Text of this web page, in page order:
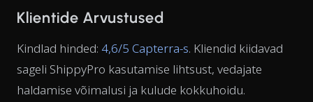
Klientide Arvustused
Kindlad hinded: 4,6/5 Capterra-s. Kliendid kiidavad
sageli ShippyPro kasutamise lihtsust, vedajate
haldamise võimalusi ja kulude kokkuhoidu.